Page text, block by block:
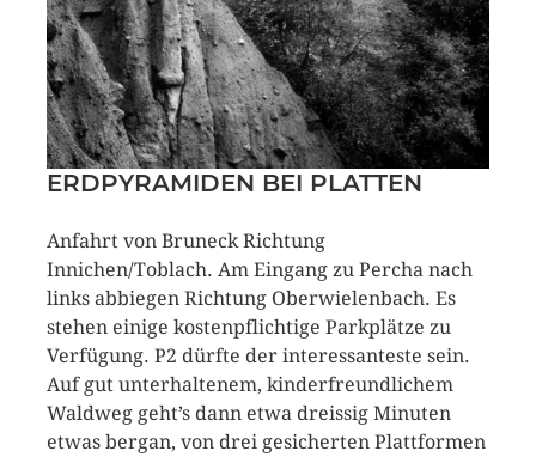
ERDPYRAMIDEN BEI PLATTEN
Anfahrt von Bruneck Richtung
Innichen/Toblach. Am Eingang zu Percha nach
links abbiegen Richtung Oberwielenbach. Es
stehen einige kostenpflichtige Parkplätze zu
Verfügung. P2 dürfte der interessanteste sein.
Auf gut unterhaltenem, kinderfreundlichem
Waldweg geht’s dann etwa dreissig Minuten
etwas bergan, von drei gesicherten Plattformen